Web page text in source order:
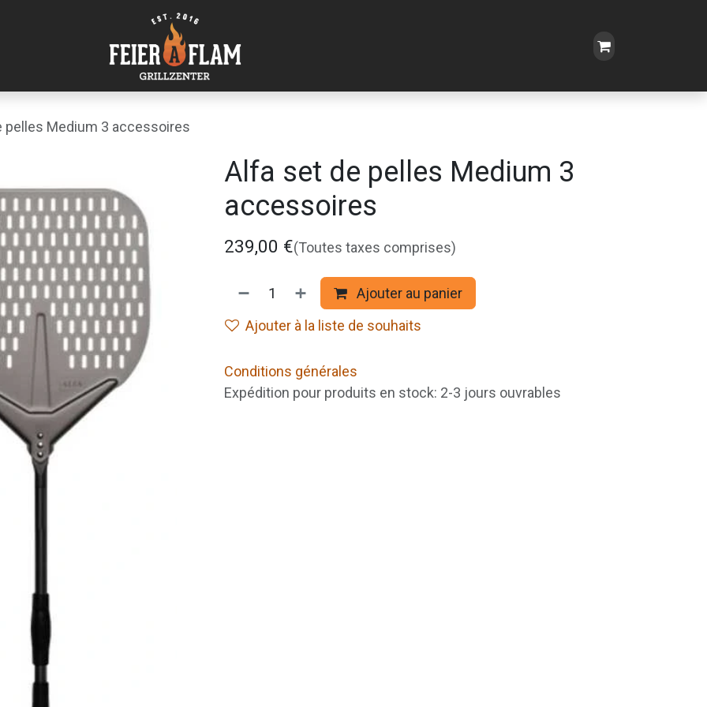
pelles Medium 3 accessoires
Alfa set de pelles Medium 3
accessoires
239,00 €(Toutes taxes comprises)
Ajouter au panier
Ajouter à la liste de souhaits
Conditions générales
Expédition pour produits en stock: 2-3 jours ouvrables